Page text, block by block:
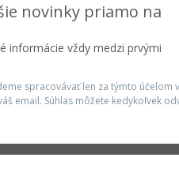
novinky priamo na
informácie vždy medzi prvými
spracovávať len za týmto
email. Súhlas môžete kedykoľvek